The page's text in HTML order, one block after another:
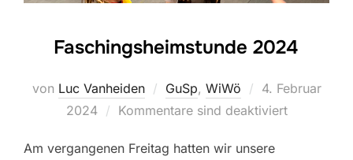
Faschingsheimstunde 2024
von Luc Vanheiden GuSp, WiWö
Veröffentlicht
am
4. Februar
2024
Kommentare sind deaktiviert
Am vergangenen Freitag hatten wir unsere